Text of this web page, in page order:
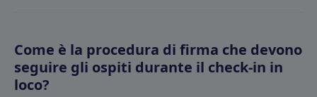
Come è la procedura di firma che devono
seguire gli ospiti durante il check-in in
loco?